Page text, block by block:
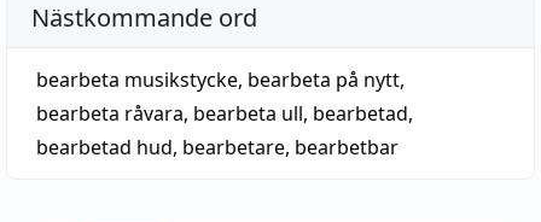
Nästkommande ord
bearbeta musikstycke, bearbeta på nytt,
bearbeta råvara, bearbeta ull, bearbetad,
bearbetad hud, bearbetare, bearbetbar